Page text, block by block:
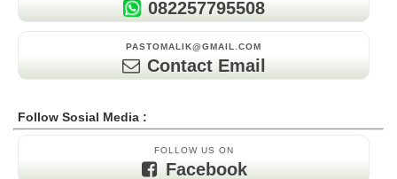
082257795508
PASTOMALIK@GMAIL.COM
Contact Email
Follow Sosial Media :
FOLLOW US ON
Facebook